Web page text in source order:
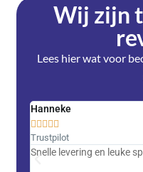
Wij zijn
Lees hier wat voor
Hanneke
    
Trustpilot
Snelle levering en leuke